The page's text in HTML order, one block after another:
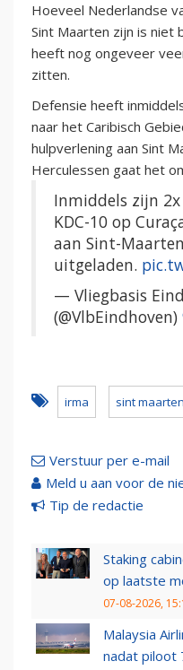
Hoeveel Nederlandse
Sint Maarten zijn is niet
heeft nog ongeveer
zitten.
Defensie heeft
naar het Caribisch
hulpverlening aan Sint
Herculessen gaat het
Inmiddels zijn 2x
KDC-10 op
aan Sint-
uitgeladen.
— Vliegbasis
(@VlbEindhoven)
irma sint maarten
Verstuur per e-mail
Meld u aan voor de
Tip de redactie
Staking
op laatste
07-08-2026,
Malaysia
nadat piloot